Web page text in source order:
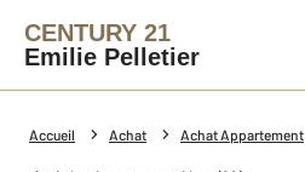
CENTURY 21
Emilie Pelletier
Accueil Achat Achat Appartement